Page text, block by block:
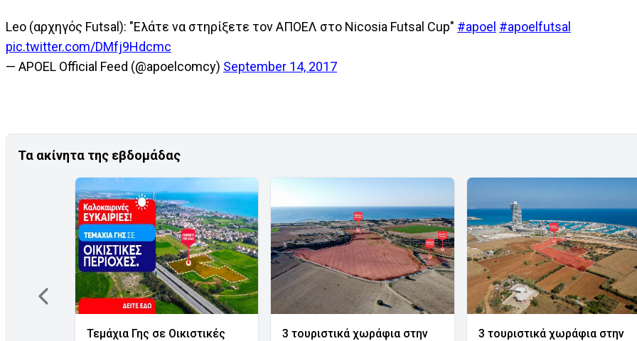
Leo (αρχηγός Futsal): "Ελάτε να στηρίξετε τον ΑΠΟΕΛ στο Nicosia Futsal Cup" #apoel #apoelfutsal
pic.twitter.com/DMfj9Hdcmc
— APOEL Official Feed (@apoelcomcy) September 14, 2017
Τα ακίνητα της εβδομάδας
Τεμάχια Γης σε Οικιστικές
3 τουριστικά χωράφια στην
3 τουριστικά χωράφια στην